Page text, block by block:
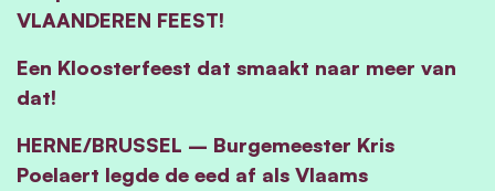
VLAANDEREN FEEST!
Een Kloosterfeest dat smaakt naar meer van
dat!
HERNE/BRUSSEL – Burgemeester Kris
Poelaert legde de eed af als Vlaams